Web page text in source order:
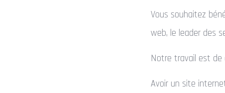
Vous souhaitez
web, le leader des
Notre travail est
Avoir un site